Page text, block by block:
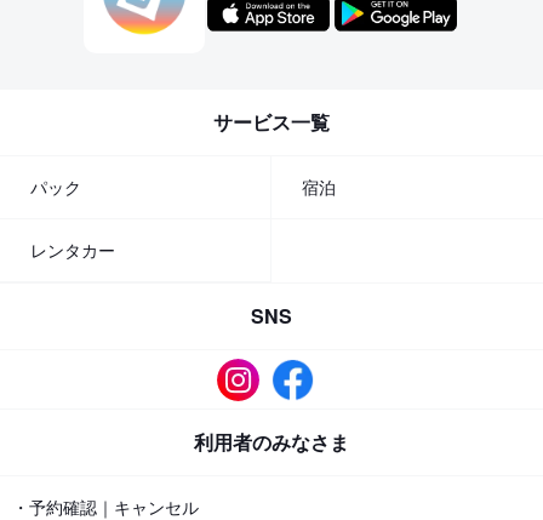
サービス一覧
パック 宿泊
レンタカー
SNS
利用者のみなさま
・予約確認｜キャンセル